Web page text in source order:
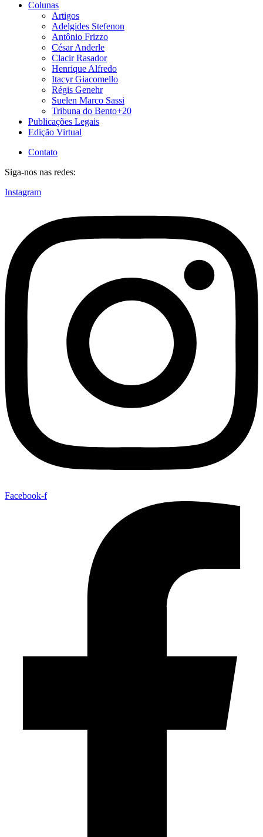
Colunas
Artigos
Adelgides Stefenon
Antônio Frizzo
César Anderle
Clacir Rasador
Henrique Alfredo
Itacyr Giacomello
Régis Genehr
Suelen Marco Sassi
Tribuna do Bento+20
Publicações Legais
Edição Virtual
Contato
Siga-nos nas redes:
Instagram
Facebook-f